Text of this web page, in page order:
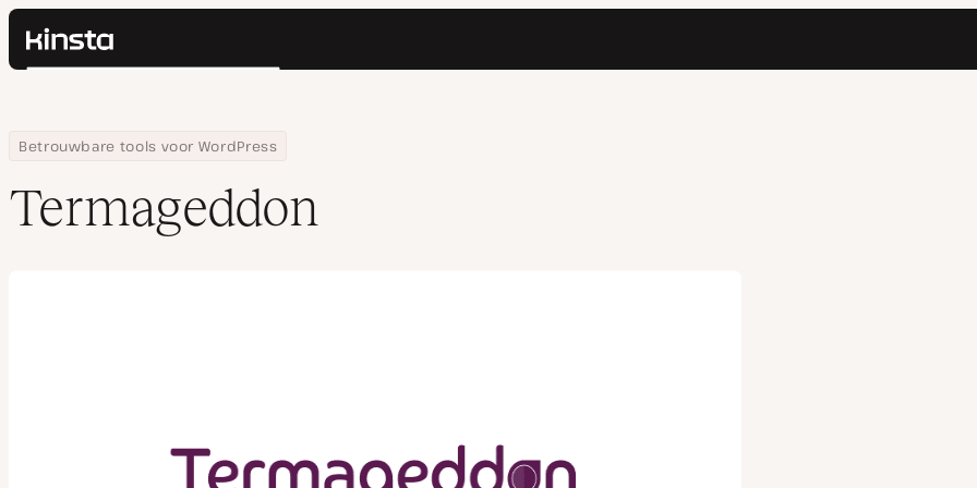
Kinsta®
Prijzen
Contact
Zoeken
Home
Bedrijf
Betrouwbare tools voor WordPress
Termageddon
Termageddon